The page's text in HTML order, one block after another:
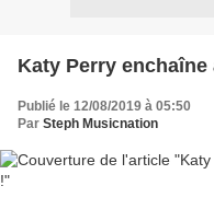
Katy Perry
Publié le 12/08/2019 à 05:50
Par Steph Musicnation